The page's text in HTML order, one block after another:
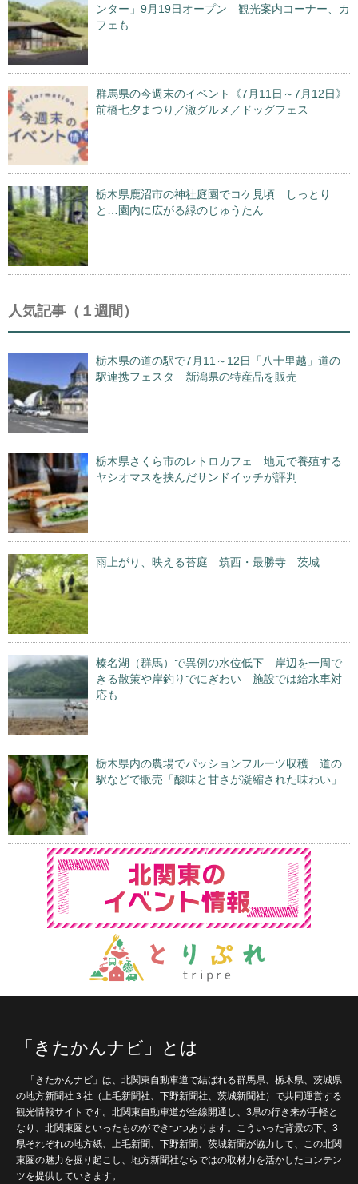
ンター」9月19日オープン 観光案内コーナー、カ
フェも
群馬県の今週末のイベント《7月11日～7月12日》
前橋七夕まつり／激グルメ／ドッグフェス
栃木県鹿沼市の神社庭園でコケ見頃 しっとり
と…園内に広がる緑のじゅうたん
人気記事（１週間）
栃木県の道の駅で7月11～12日「八十里越」道の
駅連携フェスタ 新潟県の特産品を販売
栃木県さくら市のレトロカフェ 地元で養殖する
ヤシオマスを挟んだサンドイッチが評判
雨上がり、映える苔庭 筑西・最勝寺 茨城
榛名湖（群馬）で異例の水位低下 岸辺を一周で
きる散策や岸釣りでにぎわい 施設では給水車対
応も
栃木県内の農場でパッションフルーツ収穫 道の
駅などで販売「酸味と甘さが凝縮された味わい」
「きたかんナビ」とは
「きたかんナビ」は、北関東自動車道で結ばれる群馬県、栃木県、茨城県
の地方新聞社３社（上毛新聞社、下野新聞社、茨城新聞社）で共同運営する
観光情報サイトです。北関東自動車道が全線開通し、3県の行き来が手軽と
なり、北関東圏といったものができつつあります。こういった背景の下、3
県それぞれの地方紙、上毛新聞、下野新聞、茨城新聞が協力して、この北関
東圏の魅力を掘り起こし、地方新聞社ならではの取材力を活かしたコンテン
ツを提供していきます。